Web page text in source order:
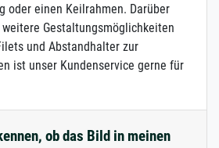
oder einen Keilrahmen. Darüber
Gestaltungsmöglichkeiten
und Abstandhalter zur
ist unser Kundenservice gerne für
ob das Bild in meinen